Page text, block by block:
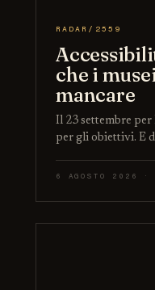
RADAR/2559
che i
mancare
Il 23 settembre per
per gli obiettivi. E
6 AGOSTO 2026 ·